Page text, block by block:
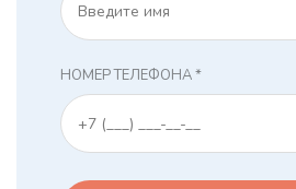
НОМЕР ТЕЛЕФОНА *